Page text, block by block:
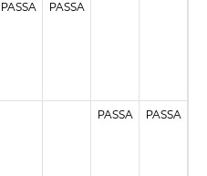
PASSA PASSA
PASSA PASSA